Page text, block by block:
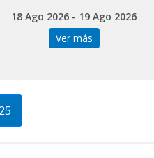
18 Ago 2026 - 19 Ago 2026
Ver más